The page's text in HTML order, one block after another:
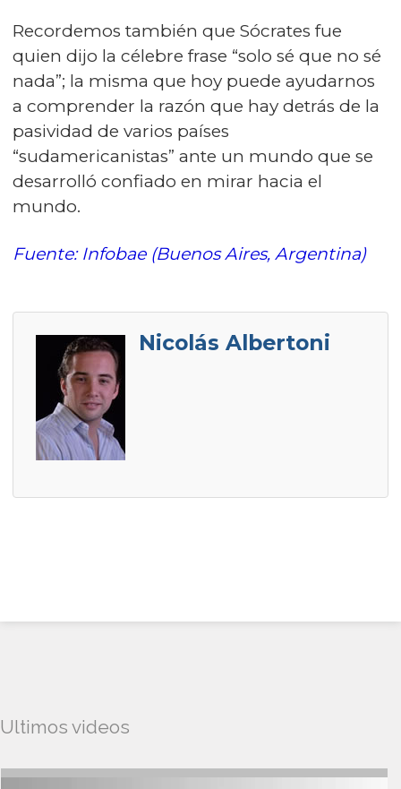
Recordemos también que Sócrates fue
quien dijo la célebre frase “solo sé que no sé
nada”; la misma que hoy puede ayudarnos
a comprender la razón que hay detrás de la
pasividad de varios países
“sudamericanistas” ante un mundo que se
desarrolló confiado en mirar hacia el
mundo.
Fuente: Infobae (Buenos Aires, Argentina)
Nicolás Albertoni
Ultimos videos